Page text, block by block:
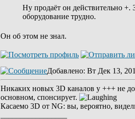
Ну продаёт он действительно +.
оборудование трудно.
Он об этом не знал.
Добавлено: Вт Дек 13,
Никаких новых 3D каналов у +++ не
основном, спонсирует.
Касаемо 3D от NG: вы, вероятно,